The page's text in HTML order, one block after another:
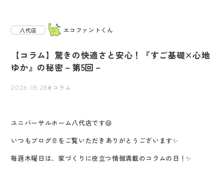
八代店 エコファントくん
【コラム】驚きの快適さと安心！『すご基礎×心地
ゆか』の秘密－第5回－
2026.05.28 コラム
ユニバーサルホーム八代店です😄
いつもブログ📄をご覧いただき ありがとうございます✨
毎週木曜日は、家づくりに役立つ情報満載のコラムの日！✨